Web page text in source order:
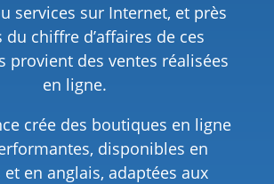
services sur Internet, et près
du chiffre d’affaires de ces
provient des ventes réalisées
en ligne.
crée des boutiques en ligne
disponibles en
en anglais, adaptées aux